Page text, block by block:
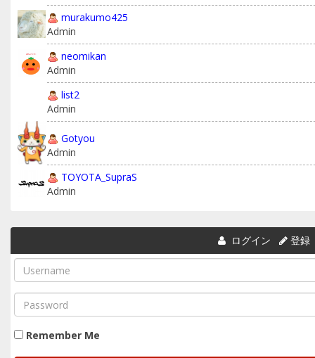
murakumo425
Admin
neomikan
Admin
list2
Admin
Gotyou
Admin
TOYOTA_SupraS
Admin
ログイン 登録
Remember Me